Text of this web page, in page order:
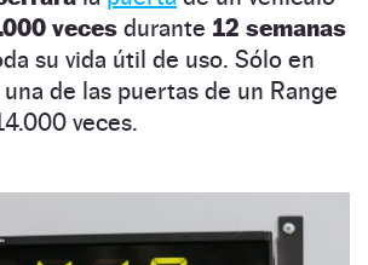
veces durante 12 semanas
su vida útil de uso. Sólo en
de las puertas de un Range
veces.